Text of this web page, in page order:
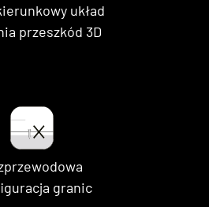
układ
przeszkód 3D
granic